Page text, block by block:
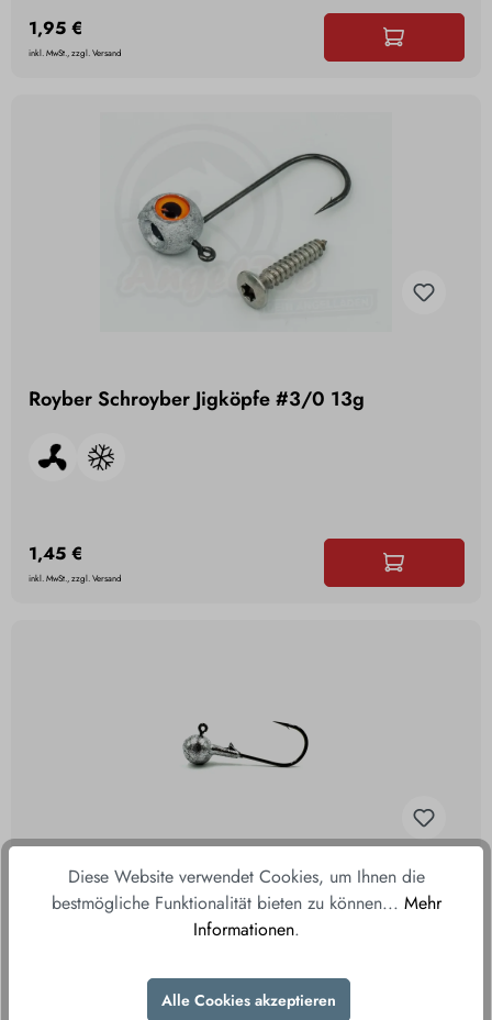
1,95 €
inkl. MwSt., zzgl. Versand
Royber Schroyber Jigköpfe #3/0 13g
1,45 €
inkl. MwSt., zzgl. Versand
Hayabusa Jighaken 11g #3/0
Diese Website verwendet Cookies, um Ihnen die
bestmögliche Funktionalität bieten zu können... Mehr
Informationen.
Alle Cookies akzeptieren